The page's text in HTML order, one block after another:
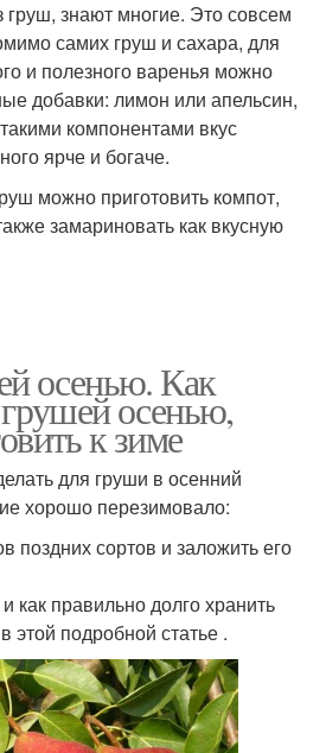
груш, знают многие. Это совсем
самих груш и сахара, для
и полезного варенья можно
добавки: лимон или апельсин,
компонентами вкус
ярче и богаче.
можно приготовить компот,
замариновать как вкусную
осенью. Как
осенью,
к зиме
для груши в осенний
хорошо перезимовало:
поздних сортов и заложить его
как правильно долго хранить
этой подробной статье .